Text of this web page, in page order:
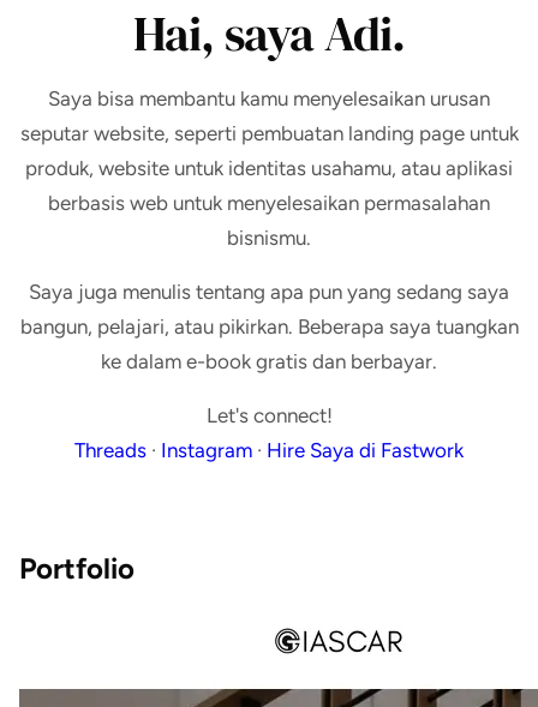
Hai, saya Adi.
Saya bisa membantu kamu menyelesaikan urusan
seputar website, seperti pembuatan landing page untuk
produk, website untuk identitas usahamu, atau aplikasi
berbasis web untuk menyelesaikan permasalahan
bisnismu.
Saya juga menulis tentang apa pun yang sedang saya
bangun, pelajari, atau pikirkan. Beberapa saya tuangkan
ke dalam e-book gratis dan berbayar.
Let's connect!
Threads · Instagram · Hire Saya di Fastwork
Portfolio